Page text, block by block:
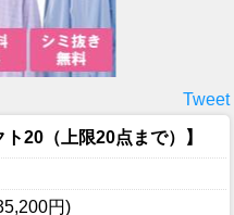
Tweet
20（上限20点まで）】
円)